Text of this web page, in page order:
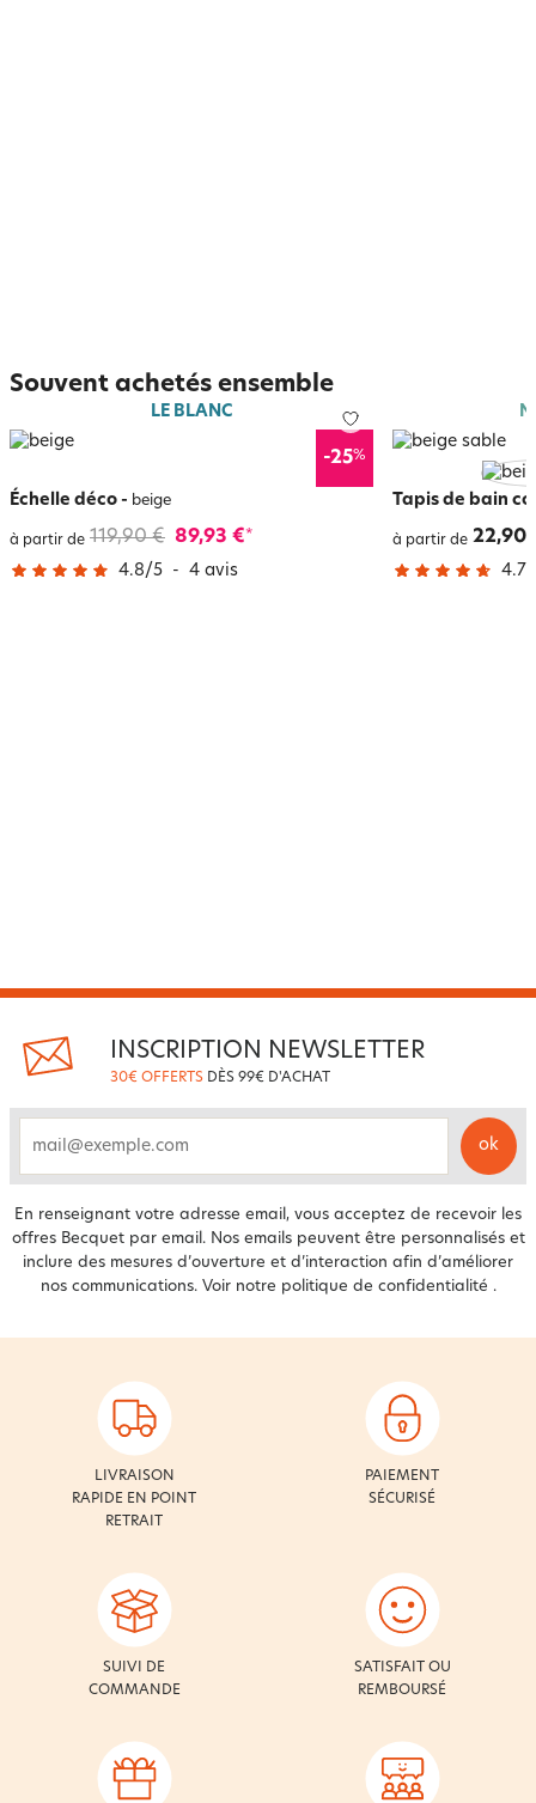
Souvent achetés ensemble
LE BLANC
-25%
Échelle déco - beige
à partir de 119,90 € 89,93 €*
4.8/5 - 4 avis
Tapis de bain
à partir de 22,90
4.7
INSCRIPTION NEWSLETTER
30€ OFFERTS DÈS 99€ D'ACHAT
email
ok
En renseignant votre adresse email, vous acceptez de recevoir les
offres Becquet par email. Nos emails peuvent être personnalisés et
inclure des mesures d’ouverture et d’interaction afin d’améliorer
nos communications. Voir notre politique de confidentialité .
LIVRAISON
RAPIDE EN POINT
RETRAIT
PAIEMENT
SÉCURISÉ
SUIVI DE
COMMANDE
SATISFAIT OU
REMBOURSÉ